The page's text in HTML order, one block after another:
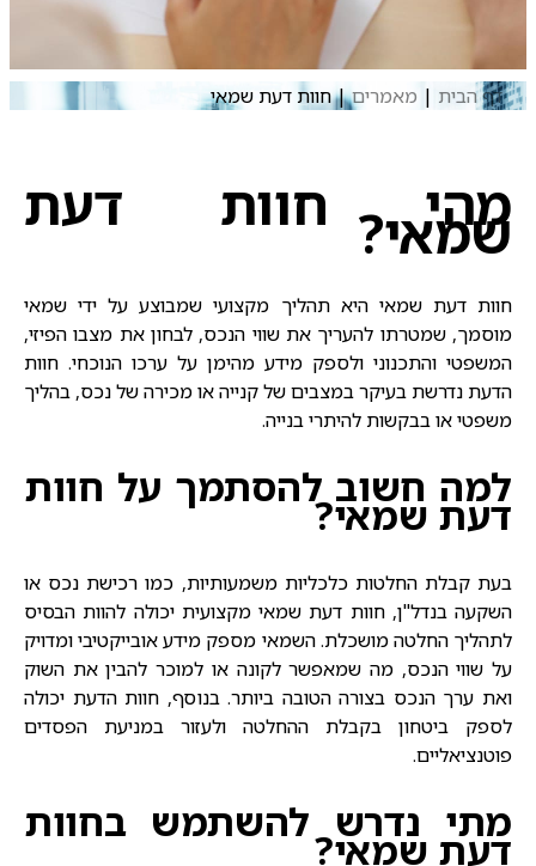
דף הבית | מאמרים|חוות דעת שמאי
מהי חוות דעת
שמאי?
חוות דעת שמאי היא תהליך מקצועי שמבוצע על ידי שמאי
מוסמך, שמטרתו להעריך את שווי הנכס, לבחון את מצבו הפיזי,
המשפטי והתכנוני ולספק מידע מהימן על ערכו הנוכחי. חוות
הדעת נדרשת בעיקר במצבים של קנייה או מכירה של נכס, בהליך
משפטי או בבקשות להיתרי בנייה.
למה חשוב להסתמך על חוות
דעת שמאי?
בעת קבלת החלטות כלכליות משמעותיות, כמו רכישת נכס או
השקעה בנדל"ן,חוות דעת שמאי מקצועית יכולה להוות הבסיס
לתהליך החלטה מושכלת. השמאי מספק מידע אובייקטיבי ומדויק
על שווי הנכס, מה שמאפשר לקונה או למוכר להבין את השוק
ואת ערך הנכס בצורה הטובה ביותר. בנוסף, חוות הדעת יכולה
לספק ביטחון בקבלת ההחלטה ולעזור במניעת הפסדים
פוטנציאליים.
מתי נדרש להשתמש בחוות
דעת שמאי?